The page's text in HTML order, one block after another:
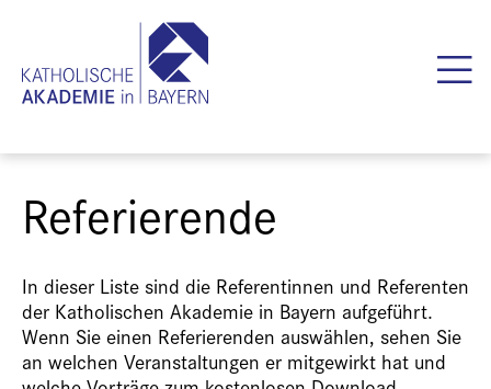
Referierende
In dieser Liste sind die Referentinnen und Referenten
der Katholischen Akademie in Bayern aufgeführt.
Wenn Sie einen Referierenden auswählen, sehen Sie
an welchen Veranstaltungen er mitgewirkt hat und